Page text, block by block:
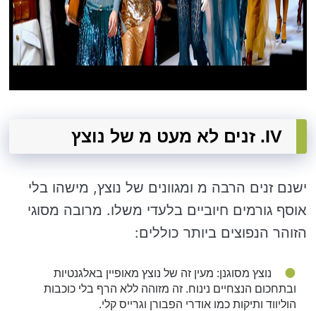
IV. זנים לא מעט מ של נוצץ
ישנם זנים הרבה מ ומגוונים של נוצץ, מישהו בלי
אוסף גורמים חיוביים בלעדי משלו. מרובה מסוגי
הזוהר הנפוצים ביותר כוללים:
נוצץ מסוגנן: מעין זה של נוצץ מאופיין באלגנטיות
ובתחכום הנצחיים נינוח. זה מזוהה ללא הרף בלי כוכבות
הוליווד ותיקות כמו אודרי הפבורן וגרייס קלי.